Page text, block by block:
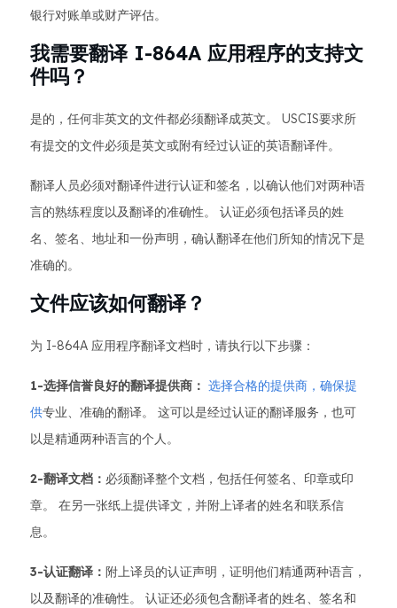
银行对账单或财产评估。
我需要翻译 I-864A 应用程序的支持文
件吗？
是的，任何非英文的文件都必须翻译成英文。 USCIS要求所
有提交的文件必须是英文或附有经过认证的英语翻译件。
翻译人员必须对翻译件进行认证和签名，以确认他们对两种语
言的熟练程度以及翻译的准确性。 认证必须包括译员的姓
名、签名、地址和一份声明，确认翻译在他们所知的情况下是
准确的。
文件应该如何翻译？
为 I-864A 应用程序翻译文档时，请执行以下步骤：
1-选择信誉良好的翻译提供商： 选择合格的提供商，确保提
供专业、准确的翻译。 这可以是经过认证的翻译服务，也可
以是精通两种语言的个人。
2-翻译文档： 必须翻译整个文档，包括任何签名、印章或印
章。 在另一张纸上提供译文，并附上译者的姓名和联系信
息。
3-认证翻译： 附上译员的认证声明，证明他们精通两种语言，
以及翻译的准确性。 认证还必须包含翻译者的姓名、签名和